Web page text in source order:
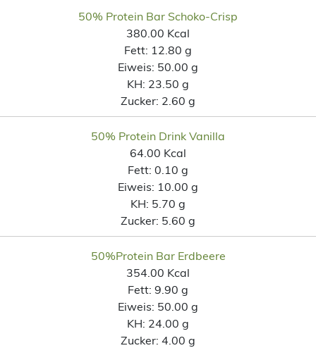
50% Protein Bar Schoko-Crisp
380.00 Kcal
Fett: 12.80 g
Eiweis: 50.00 g
KH: 23.50 g
Zucker: 2.60 g
50% Protein Drink Vanilla
64.00 Kcal
Fett: 0.10 g
Eiweis: 10.00 g
KH: 5.70 g
Zucker: 5.60 g
50%Protein Bar Erdbeere
354.00 Kcal
Fett: 9.90 g
Eiweis: 50.00 g
KH: 24.00 g
Zucker: 4.00 g